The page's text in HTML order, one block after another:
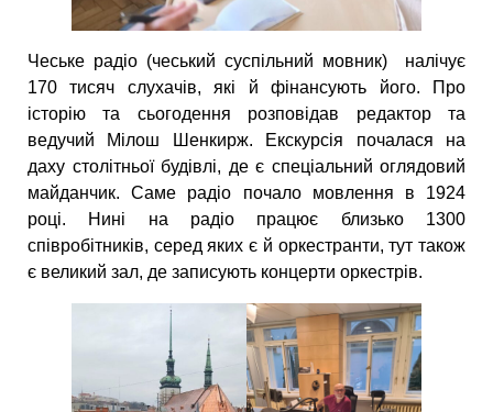
Чеське радіо (чеський суспільний мовник) налічує
170 тисяч слухачів, які й фінансують його. Про
історію та сьогодення розповідав редактор та
ведучий Мілош Шенкирж. Екскурсія почалася на
даху столітньої будівлі, де є спеціальний оглядовий
майданчик. Саме радіо почало мовлення в 1924
році. Нині на радіо працює близько 1300
співробітників, серед яких є й оркестранти, тут також
є великий зал, де записують концерти оркестрів.